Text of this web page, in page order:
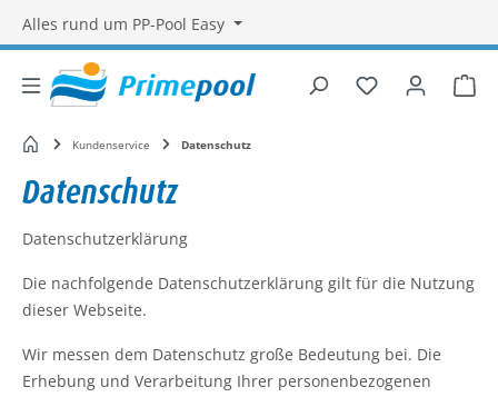
Alles rund um PP-Pool Easy
Du hast 0
Startseite Kundenservice Datenschutz
Datenschutz
Datenschutzerklärung
Die nachfolgende Datenschutzerklärung gilt für die Nutzung
dieser Webseite.
Wir messen dem Datenschutz große Bedeutung bei. Die
Erhebung und Verarbeitung Ihrer personenbezogenen